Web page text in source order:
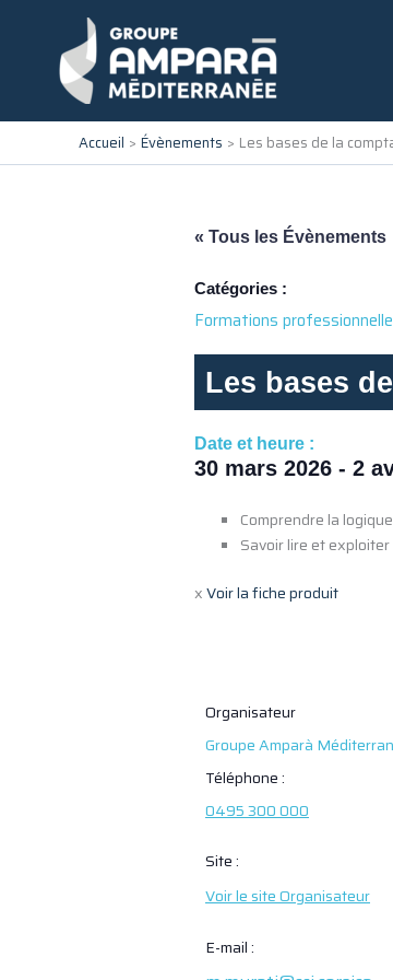
Accueil Évènements Les bases de la
« Tous les Évènements
Catégories :
Formations
Les bases
Date et heure :
30 mars 2026 - 2
Comprendre la
Savoir lire et
xVoir la fiche produit
Organisateur
Groupe Amparà
Téléphone :
0495 300 000
Site :
Voir le site Organisateur
E-mail :